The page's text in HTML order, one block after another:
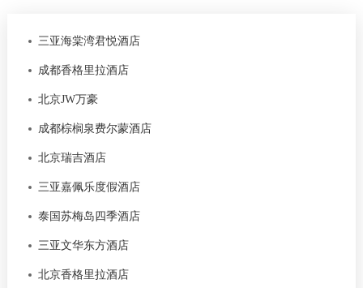
三亚海棠湾君悦酒店
成都香格里拉酒店
北京JW万豪
成都棕榈泉费尔蒙酒店
北京瑞吉酒店
三亚嘉佩乐度假酒店
泰国苏梅岛四季酒店
三亚文华东方酒店
北京香格里拉酒店